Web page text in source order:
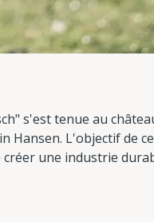
s'est tenue au
L'objectif de
une industrie